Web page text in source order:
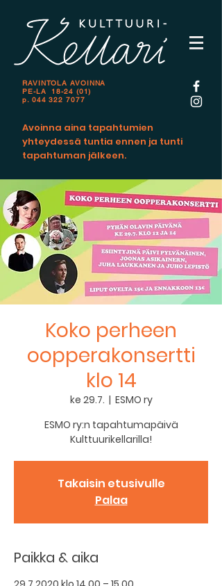
RAVINTOLA AVOINNA
PE-LA 18-24 (01)
p. 044 322 7077
Avoinna aina tapahtumien
yhteydessä tuntia ennen ja tunti
tapahtuman jälkeen.
Koko perheen
oopperakonsertti
klo 14
ke 29.7.
  |
ESMO ry
ESMO ry:n tapahtumapäivä
Kulttuurikellarilla!
Takaisin etusivulle
Palaa
Paikka & aika